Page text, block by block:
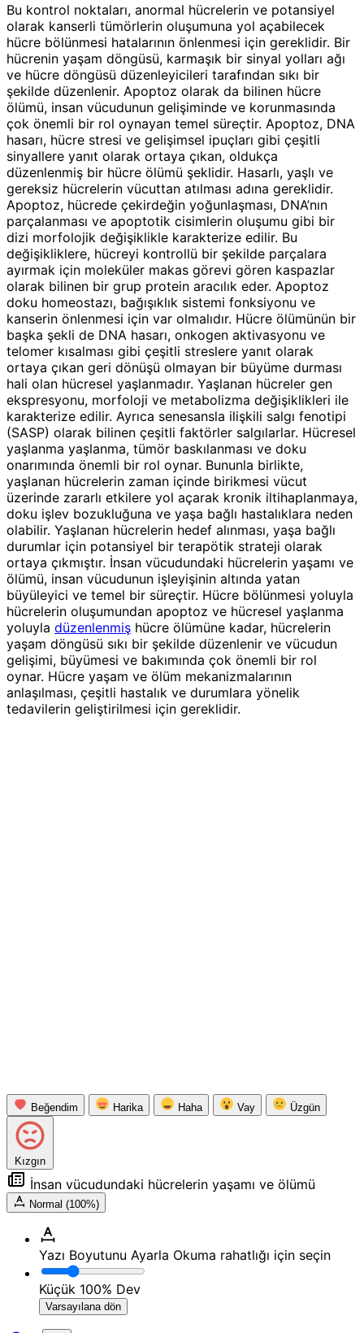
Bu kontrol noktaları, anormal hücrelerin ve potansiyel
olarak kanserli tümörlerin oluşumuna yol açabilecek
hücre bölünmesi hatalarının önlenmesi için gereklidir. Bir
hücrenin yaşam döngüsü, karmaşık bir sinyal yolları ağı
ve hücre döngüsü düzenleyicileri tarafından sıkı bir
şekilde düzenlenir. Apoptoz olarak da bilinen hücre
ölümü, insan vücudunun gelişiminde ve korunmasında
çok önemli bir rol oynayan temel süreçtir. Apoptoz, DNA
hasarı, hücre stresi ve gelişimsel ipuçları gibi çeşitli
sinyallere yanıt olarak ortaya çıkan, oldukça
düzenlenmiş bir hücre ölümü şeklidir. Hasarlı, yaşlı ve
gereksiz hücrelerin vücuttan atılması adına gereklidir.
Apoptoz, hücrede çekirdeğin yoğunlaşması, DNA’nın
parçalanması ve apoptotik cisimlerin oluşumu gibi bir
dizi morfolojik değişiklikle karakterize edilir. Bu
değişikliklere, hücreyi kontrollü bir şekilde parçalara
ayırmak için moleküler makas görevi gören kaspazlar
olarak bilinen bir grup protein aracılık eder. Apoptoz
doku homeostazı, bağışıklık sistemi fonksiyonu ve
kanserin önlenmesi için var olmalıdır. Hücre ölümünün bir
başka şekli de DNA hasarı, onkogen aktivasyonu ve
telomer kısalması gibi çeşitli streslere yanıt olarak
ortaya çıkan geri dönüşü olmayan bir büyüme durması
hali olan hücresel yaşlanmadır. Yaşlanan hücreler gen
ekspresyonu, morfoloji ve metabolizma değişiklikleri ile
karakterize edilir. Ayrıca senesansla ilişkili salgı fenotipi
(SASP) olarak bilinen çeşitli faktörler salgılarlar. Hücresel
yaşlanma yaşlanma, tümör baskılanması ve doku
onarımında önemli bir rol oynar. Bununla birlikte,
yaşlanan hücrelerin zaman içinde birikmesi vücut
üzerinde zararlı etkilere yol açarak kronik iltihaplanmaya,
doku işlev bozukluğuna ve yaşa bağlı hastalıklara neden
olabilir. Yaşlanan hücrelerin hedef alınması, yaşa bağlı
durumlar için potansiyel bir terapötik strateji olarak
ortaya çıkmıştır. İnsan vücudundaki hücrelerin yaşamı ve
ölümü, insan vücudunun işleyişinin altında yatan
büyüleyici ve temel bir süreçtir. Hücre bölünmesi yoluyla
hücrelerin oluşumundan apoptoz ve hücresel yaşlanma
yoluyla düzenlenmiş hücre ölümüne kadar, hücrelerin
yaşam döngüsü sıkı bir şekilde düzenlenir ve vücudun
gelişimi, büyümesi ve bakımında çok önemli bir rol
oynar. Hücre yaşam ve ölüm mekanizmalarının
anlaşılması, çeşitli hastalık ve durumlara yönelik
tedavilerin geliştirilmesi için gereklidir.
Beğendim Harika Haha Vay Üzgün
Kızgın
İnsan vücudundaki hücrelerin yaşamı ve ölümü
Normal (100%)
Yazı Boyutunu Ayarla Okuma rahatlığı için seçin
Küçük 100% Dev
Varsayılana dön